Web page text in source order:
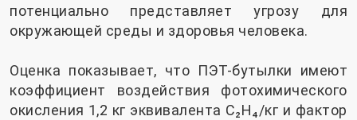
потенциально представляет угрозу для
окружающей среды и здоровья человека.
Оценка показывает, что ПЭТ-бутылки имеют
коэффициент воздействия фотохимического
окисления 1,2 кг эквивалента C₂H₄/кг и фактор